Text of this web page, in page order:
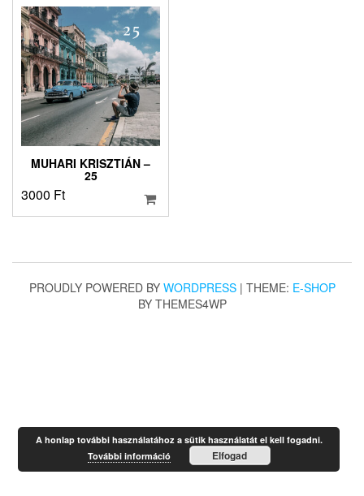
MUHARI KRISZTIÁN –
25
3000 Ft
PROUDLY POWERED BY WORDPRESS | THEME: E-SHOP
BY THEMES4WP
A honlap további használatához a sütik használatát el kell fogadni.
További információ
Elfogad